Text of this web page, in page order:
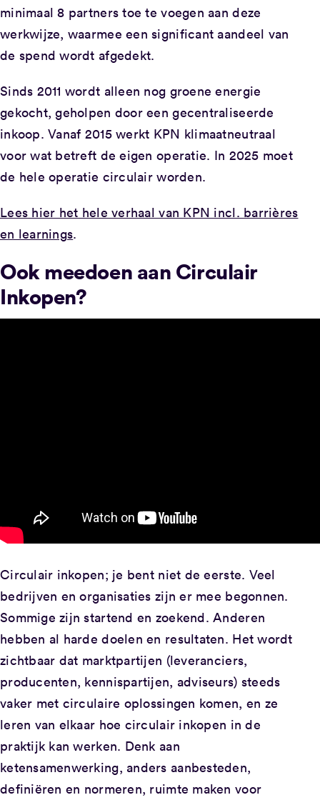
minimaal 8 partners toe te voegen aan deze
werkwijze, waarmee een significant aandeel van
de spend wordt afgedekt.
Sinds 2011 wordt alleen nog groene energie
gekocht, geholpen door een gecentraliseerde
inkoop. Vanaf 2015 werkt KPN klimaatneutraal
voor wat betreft de eigen operatie. In 2025 moet
de hele operatie circulair worden.
Lees hier het hele verhaal van KPN incl. barrières
en learnings.
Ook meedoen aan Circulair
Inkopen?
Circulair inkopen; je bent niet de eerste. Veel
bedrijven en organisaties zijn er mee begonnen.
Sommige zijn startend en zoekend. Anderen
hebben al harde doelen en resultaten. Het wordt
zichtbaar dat marktpartijen (leveranciers,
producenten, kennispartijen, adviseurs) steeds
vaker met circulaire oplossingen komen, en ze
leren van elkaar hoe circulair inkopen in de
praktijk kan werken. Denk aan
ketensamenwerking, anders aanbesteden,
definiëren en normeren, ruimte maken voor